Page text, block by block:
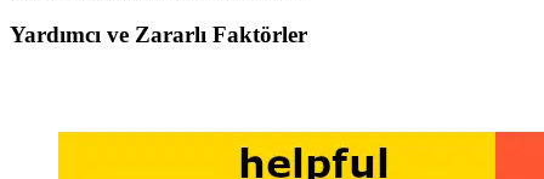
Yardımcı ve Zararlı Faktörler